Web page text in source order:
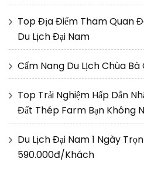
Top Địa Điểm Tham Quan
Du Lịch Đại Nam
Cẩm Nang Du Lịch Chùa Bà
Top Trải Nghiệm Hấp Dẫn
Đất Thép Farm Bạn Không
Du Lịch Đại Nam 1 Ngày
590.000đ/Khách